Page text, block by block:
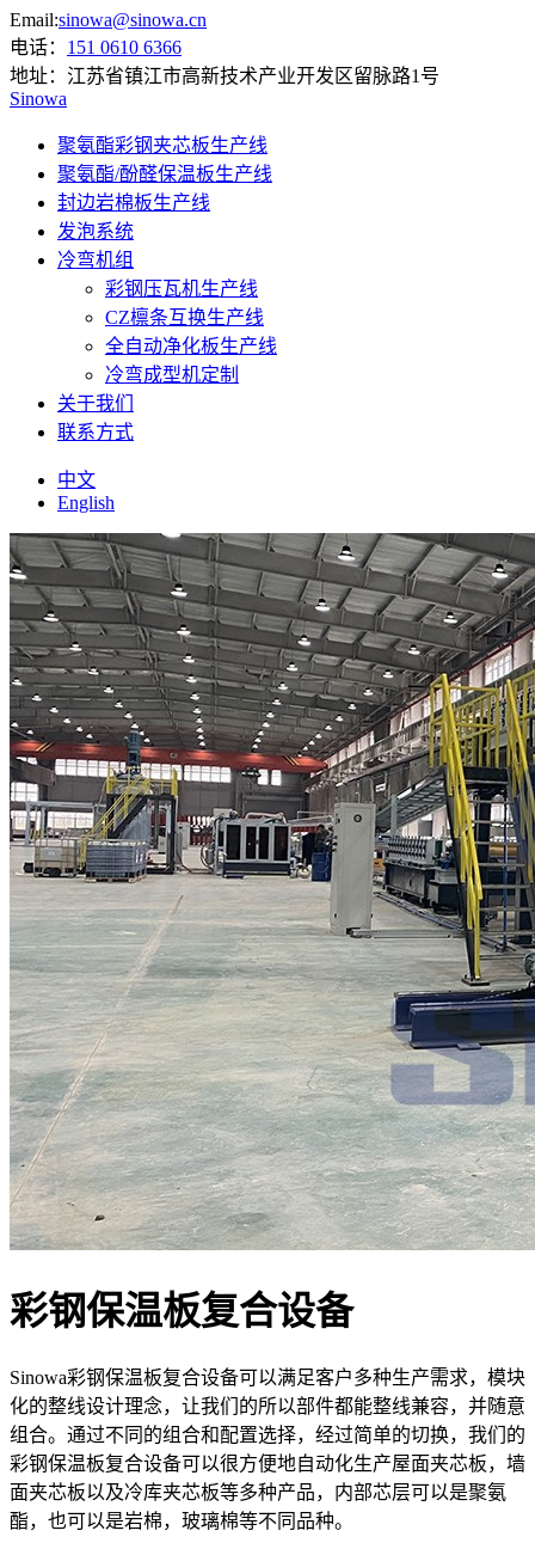
Email:sinowa@sinowa.cn
电话： 151 0610 6366
地址： 江苏省镇江市高新技术产业开发区留脉路1号
Sinowa
聚氨酯彩钢夹芯板生产线
聚氨酯/酚醛保温板生产线
封边岩棉板生产线
发泡系统
冷弯机组
彩钢压瓦机生产线
CZ檩条互换生产线
全自动净化板生产线
冷弯成型机定制
关于我们
联系方式
中文
English
彩钢保温板复合设备
Sinowa彩钢保温板复合设备可以满足客户多种生产需求，模块
化的整线设计理念，让我们的所以部件都能整线兼容，并随意
组合。通过不同的组合和配置选择，经过简单的切换，我们的
彩钢保温板复合设备可以很方便地自动化生产屋面夹芯板，墙
面夹芯板以及冷库夹芯板等多种产品，内部芯层可以是聚氨
酯，也可以是岩棉，玻璃棉等不同品种。